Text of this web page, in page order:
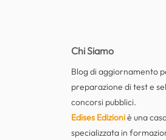
Chi Siamo
Blog di aggiornamento
preparazione di test e
concorsi pubblici.
Edises Edizioniè una
specializzata in